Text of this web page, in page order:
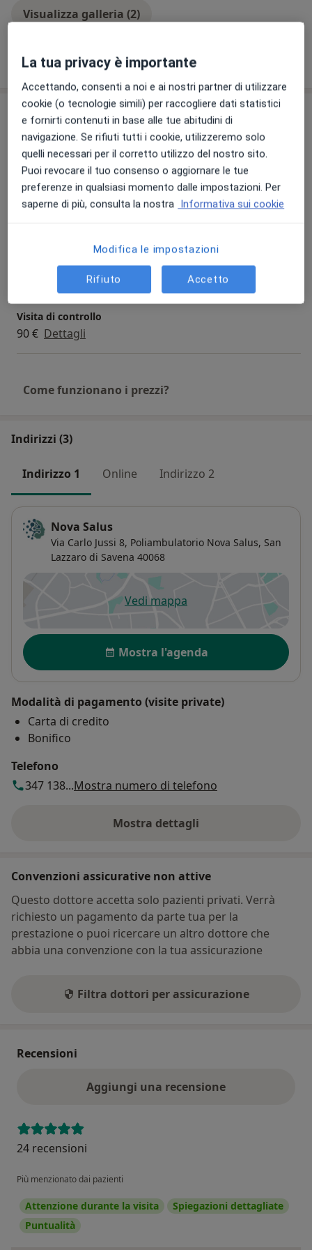
Visualizza galleria (2)
Mostra dettagli
sull'esperienza
Prestazioni e prezzi
Prima visita psichiatrica
110 € Dettagli Prenota una visita
Psicoterapia
Prenota una visita
Dettagli Prenota una visita
Visita di controllo
90 € Dettagli
Come funzionano i prezzi?
Indirizzi (3)
Indirizzo 1 Online Indirizzo 2
Nova Salus
Via Carlo Jussi 8, Poliambulatorio Nova Salus, San
Lazzaro di Savena 40068
Vedi mappasi apre in una nuova scheda
Disponibilità
Mostra l'agenda
Modalità di pagamento (visite private)
Carta di credito
Bonifico
Telefono
347 138...Mostra numero di telefono
Mostra dettagli
sull'indirizzo
Convenzioni assicurative non attive
Questo dottore accetta solo pazienti privati. Verrà
richiesto un pagamento da parte tua per la
prestazione o puoi ricercare un altro dottore che
abbia una convenzione con la tua assicurazione
Filtra dottori per assicurazione
Recensioni
Aggiungi una recensione
24 recensioni
Più menzionato dai pazienti
Attenzione durante la visita
Spiegazioni dettagliate
Puntualità
La tua privacy è importante
Accettando, consenti a noi e ai nostri partner di utilizzare
cookie (o tecnologie simili) per raccogliere dati statistici
e fornirti contenuti in base alle tue abitudini di
navigazione. Se rifiuti tutti i cookie, utilizzeremo solo
quelli necessari per il corretto utilizzo del nostro sito.
Puoi revocare il tuo consenso o aggiornare le tue
preferenze in qualsiasi momento dalle impostazioni. Per
saperne di più, consulta la nostra Informativa sui cookie
Modifica le impostazioni
Rifiuto Accetto